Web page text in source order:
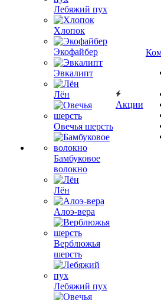
Лебяжий пух
Хлопок
Экофайбер
Эвкалипт
Лён
Овечья шерсть
Бамбуковое
волокно
Лён
Алоэ-вера
Верблюжья
шерсть
Лебяжий пух
Акции